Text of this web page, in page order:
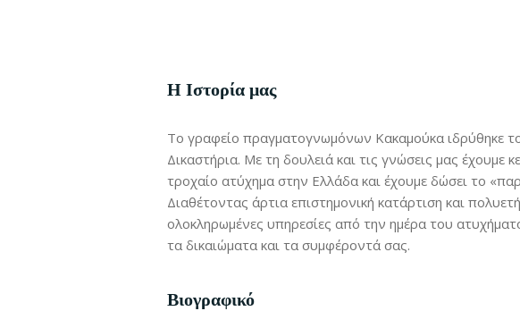
Η Ιστορία μας
Το γραφείο πραγματογνωμόνων Κακαμούκα ιδρύθηκε
Δικαστήρια. Με τη δουλειά και τις γνώσεις μας έχουμε
τροχαίο ατύχημα στην Ελλάδα και έχουμε δώσει το
Διαθέτοντας άρτια επιστημονική κατάρτιση και
ολοκληρωμένες υπηρεσίες από την ημέρα του
τα δικαιώματα και τα συμφέροντά σας.
Βιογραφικό